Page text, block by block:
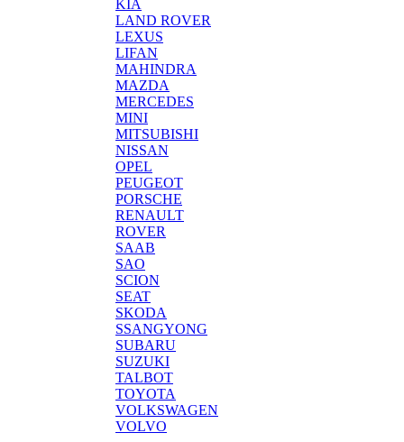
KIA
LAND ROVER
LEXUS
LIFAN
MAHINDRA
MAZDA
MERCEDES
MINI
MITSUBISHI
NISSAN
OPEL
PEUGEOT
PORSCHE
RENAULT
ROVER
SAAB
SAO
SCION
SEAT
SKODA
SSANGYONG
SUBARU
SUZUKI
TALBOT
TOYOTA
VOLKSWAGEN
VOLVO